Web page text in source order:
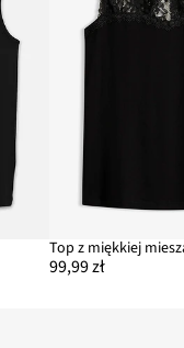
Top z miękkiej
99,99 zł